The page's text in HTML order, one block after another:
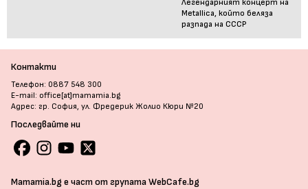
Легендарният концерт на
Metallica, който беляза
разпада на СССР
Контакти
Телефон: 0887 548 300
E-mail: office[at]mamamia.bg
Адрес: гр. София, ул. Фредерик Жолио Кюри №20
Последвайте ни
Mamamia.bg е част от групата WebCafe.bg